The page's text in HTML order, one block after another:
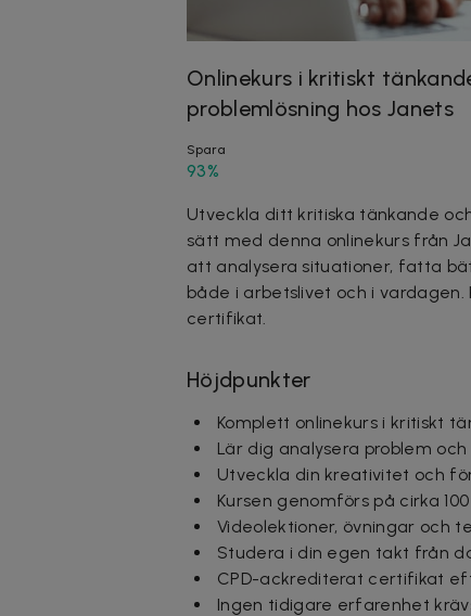
Onlinekurs i kritiskt
problemlösning hos Janets
Spara
93%
Utveckla ditt kritiska tänkande
sätt med denna onlinekurs från
att analysera situationer, fatta
både i arbetslivet och i
certifikat.
Höjdpunkter
Komplett onlinekurs i kritiskt
Lär dig analysera problem
Utveckla din kreativitet och
Kursen genomförs på cirka
Videolektioner, övningar och
Studera i din egen takt från
CPD-ackrediterat certifikat
Ingen tidigare erfarenhet